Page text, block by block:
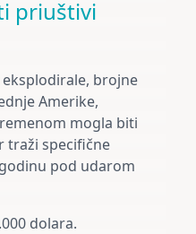
priuštivi
eksplodirale, brojne
Amerike,
mogla biti
traži specifične
pod udarom
dolara.